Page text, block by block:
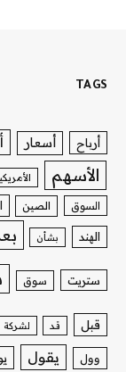
TAGS
أرباح أسعار
الأسهم
السوق الصين
الهند بشأن
ستريت سوق
قبل قد لشركة
وول يقول